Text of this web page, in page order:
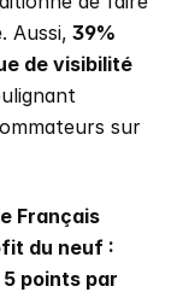
Aussi, 39%
de visibilité
sur
Français
du neuf :
points par